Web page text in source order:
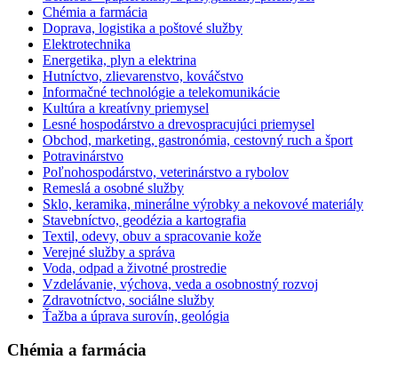
Chémia a farmácia
Doprava, logistika a poštové služby
Elektrotechnika
Energetika, plyn a elektrina
Hutníctvo, zlievarenstvo, kováčstvo
Informačné technológie a telekomunikácie
Kultúra a kreatívny priemysel
Lesné hospodárstvo a drevospracujúci priemysel
Obchod, marketing, gastronómia, cestovný ruch a šport
Potravinárstvo
Poľnohospodárstvo, veterinárstvo a rybolov
Remeslá a osobné služby
Sklo, keramika, minerálne výrobky a nekovové materiály
Stavebníctvo, geodézia a kartografia
Textil, odevy, obuv a spracovanie kože
Verejné služby a správa
Voda, odpad a životné prostredie
Vzdelávanie, výchova, veda a osobnostný rozvoj
Zdravotníctvo, sociálne služby
Ťažba a úprava surovín, geológia
Chémia a farmácia